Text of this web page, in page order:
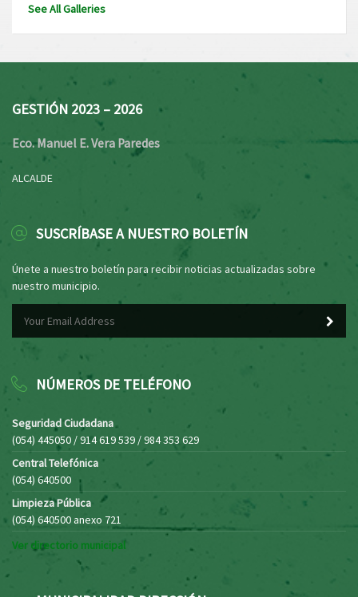
See All Galleries
GESTIÓN 2023 – 2026
Eco. Manuel E. Vera Paredes
ALCALDE
SUSCRÍBASE A NUESTRO BOLETÍN
Únete a nuestro boletín para recibir noticias actualizadas sobre
nuestro municipio.
NÚMEROS DE TELÉFONO
Seguridad Ciudadana
(054) 445050 / 914 619 539 / 984 353 629
Central Telefónica
(054) 640500
Limpieza Pública
(054) 640500 anexo 721
Ver directorio municipal